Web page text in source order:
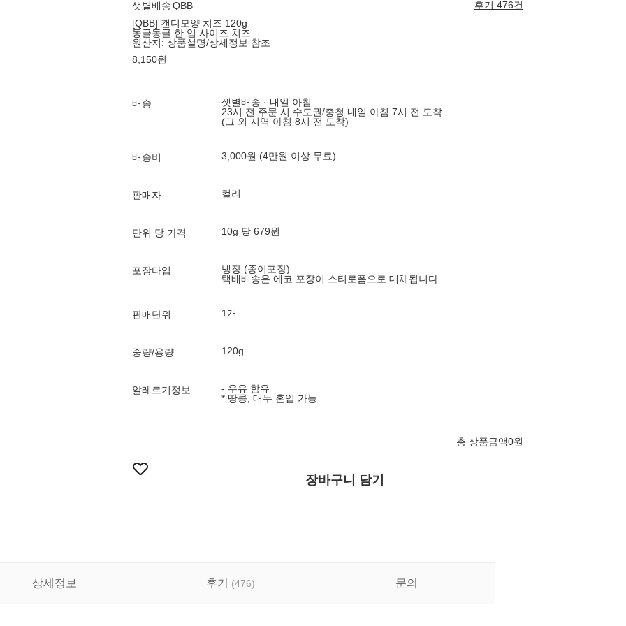
샛별배송QBB
후기 476건
[QBB] 캔디모양 치즈 120g
동글동글 한 입 사이즈 치즈
원산지: 상품설명/상세정보 참조
8,150원
배송
샛별배송 · 내일 아침
23시 전 주문 시 수도권/충청 내일 아침 7시 전 도착
(그 외 지역 아침 8시 전 도착)
배송비 3,000원 (4만원 이상 무료)
판매자 컬리
단위 당 가격 10g 당 679원
포장타입
냉장 (종이포장)
택배배송은 에코 포장이 스티로폼으로 대체됩니다.
판매단위 1개
중량/용량 120g
알레르기정보
- 우유 함유
* 땅콩, 대두 혼입 가능
총 상품금액0원
장바구니 담기
상세정보 후기 (476) 문의